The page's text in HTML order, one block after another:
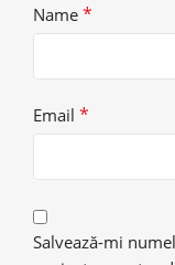
Name *
Email *
Salvează-mi